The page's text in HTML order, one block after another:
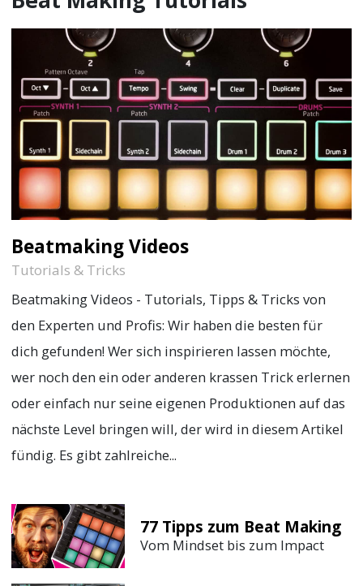
Beatmaking Videos
Tutorials & Tricks
Beatmaking Videos - Tutorials, Tipps & Tricks von
den Experten und Profis: Wir haben die besten für
dich gefunden! Wer sich inspirieren lassen möchte,
wer noch den ein oder anderen krassen Trick erlernen
oder einfach nur seine eigenen Produktionen auf das
nächste Level bringen will, der wird in diesem Artikel
fündig. Es gibt zahlreiche...
77 Tipps zum Beat Making
Vom Mindset bis zum Impact